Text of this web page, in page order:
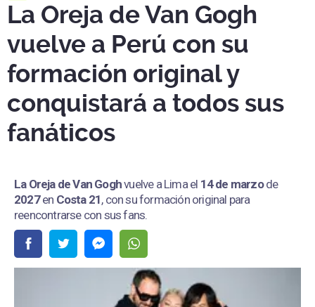
La Oreja de Van Gogh
vuelve a Perú con su
formación original y
conquistará a todos sus
fanáticos
La Oreja de Van Goghvuelve a Lima el 14 de marzode
2027en Costa 21, con su formación original para
reencontrarse con sus fans.